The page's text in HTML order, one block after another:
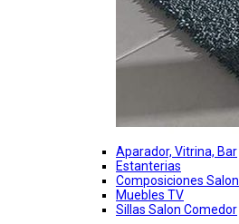
Aparador, Vitrina, Bar
Estanterias
Composiciones Salon
Muebles TV
Sillas Salon Comedor